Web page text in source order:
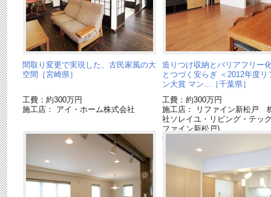
間取り変更で実現した、古民家風の大
空間［宮崎県］
工費：約300万円
施工店： アイ・ホーム株式会社
造りつけ収納とバリアフリー
とつづく安らぎ ＜2012年度リ
ン大賞 マン...［千葉県］
工費：約300万円
施工店： リファイン新松戸
社ソレイユ・リビング・テッ
ファイン新松戸)
採用商品：壁面収納 キュビ